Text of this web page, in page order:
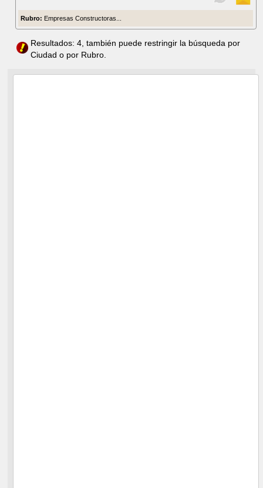
Rubro: Empresas Constructoras...
Resultados: 4, también puede restringir la búsqueda por
Ciudad o por Rubro.